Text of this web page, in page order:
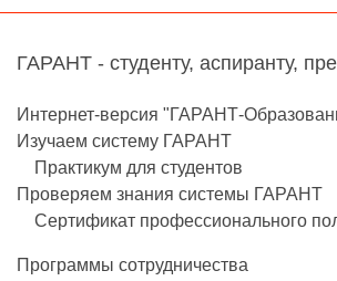
ГАРАНТ - студенту, аспиранту,
Интернет-версия "ГАРАНТ-
Изучаем систему ГАРАНТ
Практикум для студентов
Проверяем знания системы ГАРАНТ
Сертификат профессионального
Программы сотрудничества